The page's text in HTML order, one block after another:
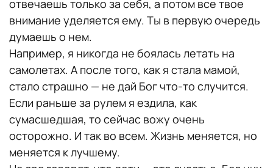
отвечаешь только за себя, а потом все твое
внимание уделяется ему. Ты в первую очередь
думаешь о нем.
Например, я никогда не боялась летать на
самолетах. А после того, как я стала мамой,
стало страшно — не дай Бог что-то случится.
Если раньше за рулем я ездила, как
сумасшедшая, то сейчас вожу очень
осторожно. И так во всем. Жизнь меняется, но
меняется к лучшему.